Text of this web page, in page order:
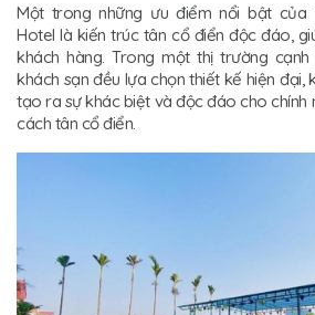
Một trong những ưu điểm nổi bật của
Hotel là kiến trúc tân cổ điển độc đáo,
khách hàng. Trong một thị trường
khách sạn đều lựa chọn thiết kế hiện đại,
tạo ra sự khác biệt và độc đáo cho chính
cách tân cổ điển.